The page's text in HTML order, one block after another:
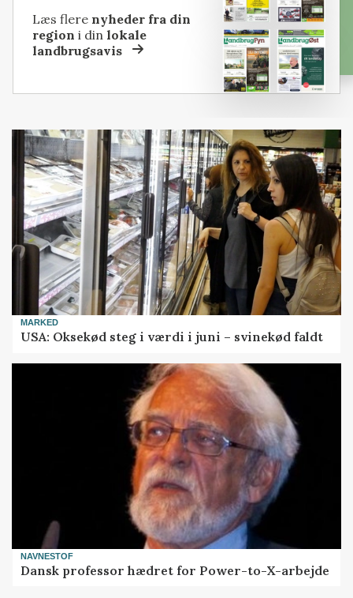
Læs flere nyheder fra din
region i dinlokale
landbrugsavis
MARKED
USA: Oksekød steg i værdi i juni – svinekød faldt
NAVNESTOF
Dansk professor hædret for Power-to-X-arbejde